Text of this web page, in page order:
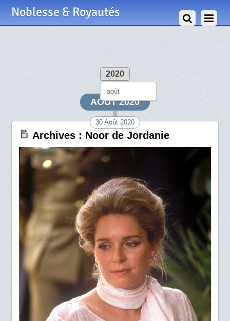
Noblesse & Royautés
2020
août
AOÛT 2020
30 Août 2020
Archives : Noor de Jordanie